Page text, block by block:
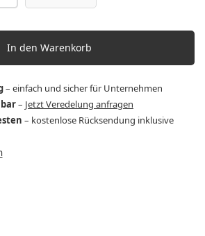
In den Warenkorb
– einfach und sicher für Unternehmen
– Jetzt Veredelung anfragen
– kostenlose Rücksendung inklusive